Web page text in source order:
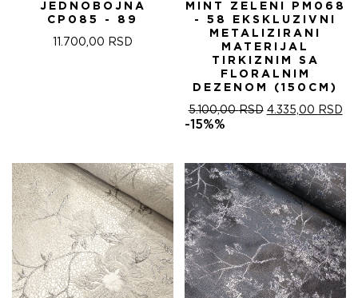
JEDNOBOJNA
CP085 - 89
11.700,00 RSD
MINT ZELENI PM068
- 58 EKSKLUZIVNI
METALIZIRANI
MATERIJAL
TIRKIZNIM SA
FLORALNIM
DEZENOM (150CM)
5.100,00RSD ОРИГИНАЛНА
5.100,00 RSD.
4.335,00 RSD
-15%%